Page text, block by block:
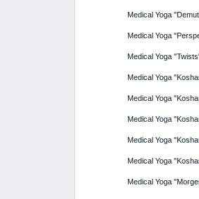
Medical Yoga
Medical Yoga
Medical Yoga
Medical Yoga
Medical Yoga
Medical Yoga
Medical Yoga
Medical Yoga
Medical Yoga